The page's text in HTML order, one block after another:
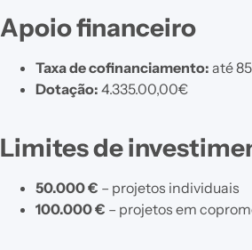
Apoio financeiro
Taxa de cofinanciamento: até
Dotação: 4.335.00,00€
Limites de
50.000 € – projetos individuais
100.000 € – projetos em